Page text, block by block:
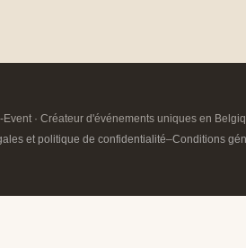
· Créateur d'événements uniques en
et politique de confidentialité–Conditions